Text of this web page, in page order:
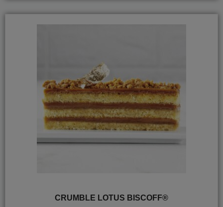
CRUMBLE LOTUS BISCOFF®